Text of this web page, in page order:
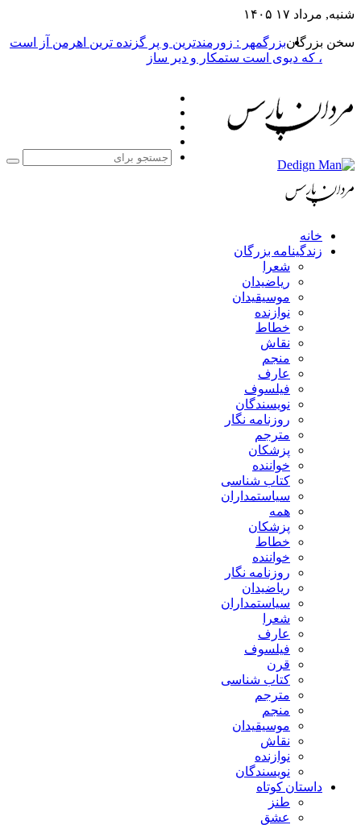
شنبه, مرداد ۱۷ ۱۴۰۵
سخن بزرگانبزرگمهر : زورمندترین و پر گزنده ترین اهرمن آز است
، که دیوی است ستمکار و دیر ساز
خانه
زندگینامه بزرگان
شعرا
ریاضیدان
موسیقیدان
نوازنده
خطاط
نقاش
منجم
عارف
فیلسوف
نویسندگان
روزنامه نگار
مترجم
پزشکان
خواننده
کتاب شناسی
سیاستمداران
همه
پزشکان
خطاط
خواننده
روزنامه نگار
ریاضیدان
سیاستمداران
شعرا
عارف
فیلسوف
قرن
کتاب شناسی
مترجم
منجم
موسیقیدان
نقاش
نوازنده
نویسندگان
داستان کوتاه
طنز
عشق